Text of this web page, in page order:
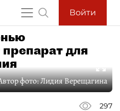
Войти
для
фото:Лидия Верещагина
297